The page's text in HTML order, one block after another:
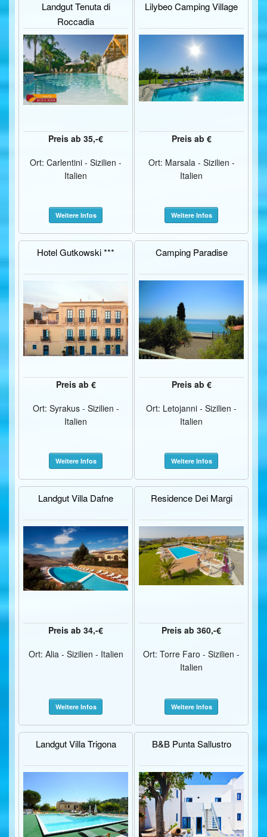
Landgut Tenuta di
Roccadia
Preis ab 35,-€
Ort: Carlentini - Sizilien -
Italien
Weitere Infos
Lilybeo Camping Village
Preis ab €
Ort: Marsala - Sizilien -
Italien
Weitere Infos
Hotel Gutkowski ***
Preis ab €
Ort: Syrakus - Sizilien -
Italien
Weitere Infos
Camping Paradise
Preis ab €
Ort: Letojanni - Sizilien -
Italien
Weitere Infos
Landgut Villa Dafne
Preis ab 34,-€
Ort: Alia - Sizilien - Italien
Weitere Infos
Residence Dei Margi
Preis ab 360,-€
Ort: Torre Faro - Sizilien -
Italien
Weitere Infos
Landgut Villa Trigona B&B Punta Sallustro